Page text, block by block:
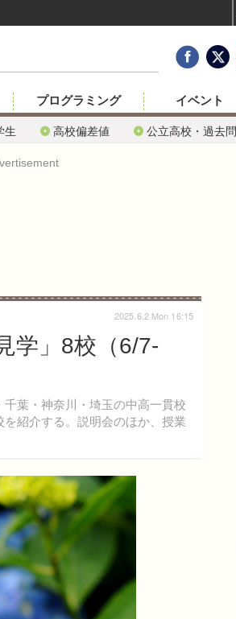
生 高校偏差値 公立高校・過去問
プログラミング イベント
学」8校（6/7-
葉・神奈川・埼玉の中高一貫校
紹介する。説明会のほか、授業
2025.6.2 Mon 16:15